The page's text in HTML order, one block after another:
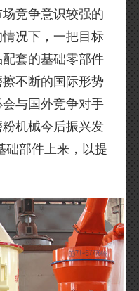
竞争意识较强的
况下，一把目标
套的基础零部件
不断的国际形势
与国外竞争对手
机械今后振兴发
础部件上来，以提